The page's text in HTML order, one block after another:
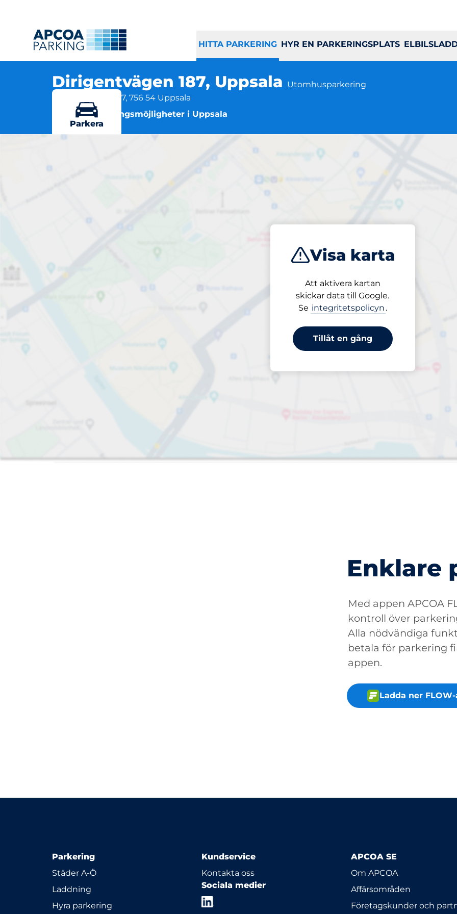
HITTA PARKERING HYR EN PARKERINGSPLATS
Dirigentvägen 187, Uppsala Utomhusparkering
Dirigentvägen 187, 756 54 Uppsala
Flera parkeringsmöjligheter i Uppsala
Visa karta
Att aktivera kartan
skickar data till Google.
Se integritetspolicyn .
Tillåt en gång
Parkera
Dirigentvägen 187,
Öppet nu
Från 15,00 kr
Priser och betalning
Enklare
Med appen APCOA
kontroll över
Alla nödvändiga
betala för parkering
appen.
Ladda ner
Parkering
Städer A-Ö
Laddning
Hyra parkering
Kundservice
Kontakta oss
Sociala medier
APCOA SE
Om APCOA
Affärsområden
Företagskunder och